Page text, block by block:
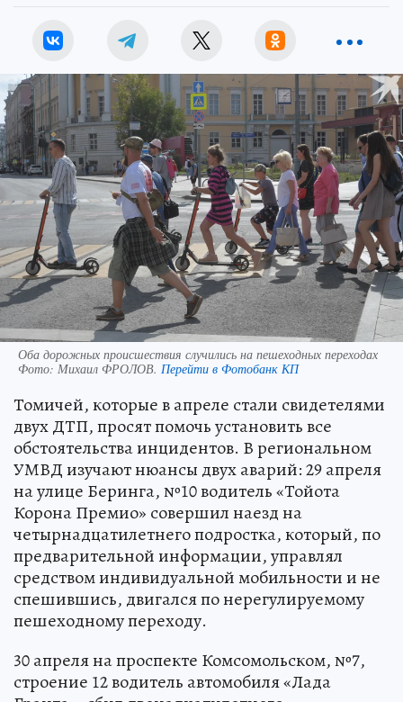
Оба дорожных происшествия случились на пешеходных переходах
Фото: Михаил ФРОЛОВ. Перейти в Фотобанк КП
Томичей, которые в апреле стали свидетелями
двух ДТП, просят помочь установить все
обстоятельства инцидентов. В региональном
УМВД изучают нюансы двух аварий: 29 апреля
на улице Беринга, №10 водитель «Тойота
Корона Премио» совершил наезд на
четырнадцатилетнего подростка, который, по
предварительной информации, управлял
средством индивидуальной мобильности и не
спешившись, двигался по нерегулируемому
пешеходному переходу.
30 апреля на проспекте Комсомольском, №7,
строение 12 водитель автомобиля «Лада